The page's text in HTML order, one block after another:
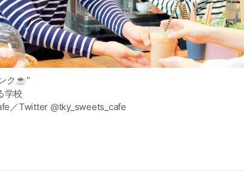
ク☕️”
学校
／Twitter @tky_sweets_cafe